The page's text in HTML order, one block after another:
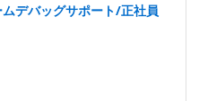
デバッグサポート/正社員